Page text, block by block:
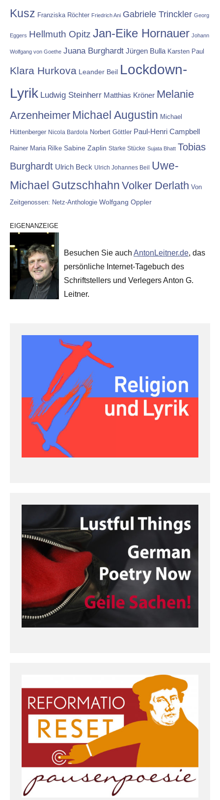
Kusz Franziska Röchter Friedrich Ani Gabriele Trinckler Georg
Eggers Hellmuth Opitz Jan-Eike Hornauer Johann
Wolfgang von Goethe Juana Burghardt Jürgen Bulla Karsten Paul
Klara Hurkova Leander Beil Lockdown-
Lyrik Ludwig Steinherr Matthias Kröner Melanie
Arzenheimer Michael Augustin Michael
Hüttenberger Nicola Bardola Norbert Göttler Paul-Henri Campbell
Rainer Maria Rilke Sabine Zaplin Starke Stücke Sujata Bhatt Tobias
Burghardt Ulrich Beck Ulrich Johannes Beil Uwe-
Michael Gutzschhahn Volker Derlath Von
Zeitgenossen: Netz-Anthologie Wolfgang Oppler
EIGENANZEIGE
Besuchen Sie auch AntonLeitner.de, das
persönliche Internet-Tagebuch des
Schriftstellers und Verlegers Anton G.
Leitner.